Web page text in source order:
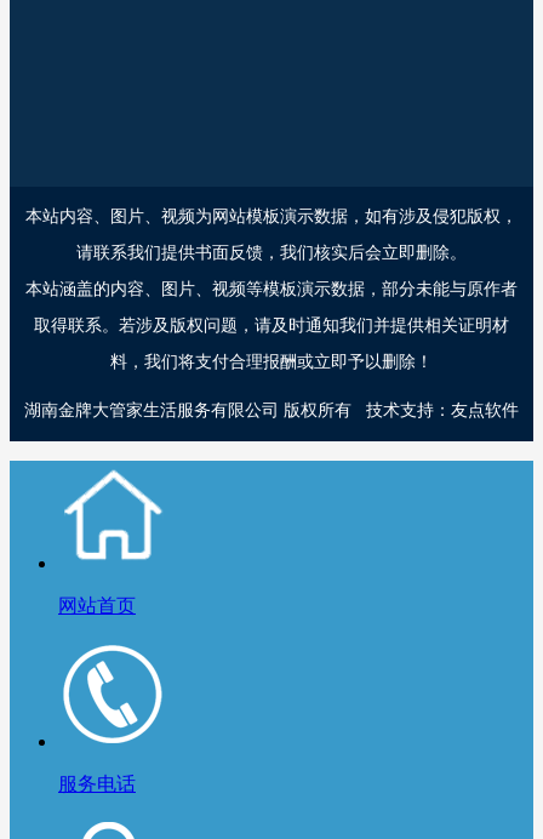
本站内容、图片、视频为网站模板演示数据，如有涉及侵犯版权，
请联系我们提供书面反馈，我们核实后会立即删除。
本站涵盖的内容、图片、视频等模板演示数据，部分未能与原作者
取得联系。若涉及版权问题，请及时通知我们并提供相关证明材
料，我们将支付合理报酬或立即予以删除！
湖南金牌大管家生活服务有限公司 版权所有 技术支持： 友点软件
网站首页
服务电话